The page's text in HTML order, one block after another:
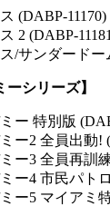
(DABP-11170)
2 (DABP-
/サンダードー
ーシリーズ】
ー 特別版
ー2 全員出動!
ー3 全員再訓
ー4 市民パト
ー5 マイアミ